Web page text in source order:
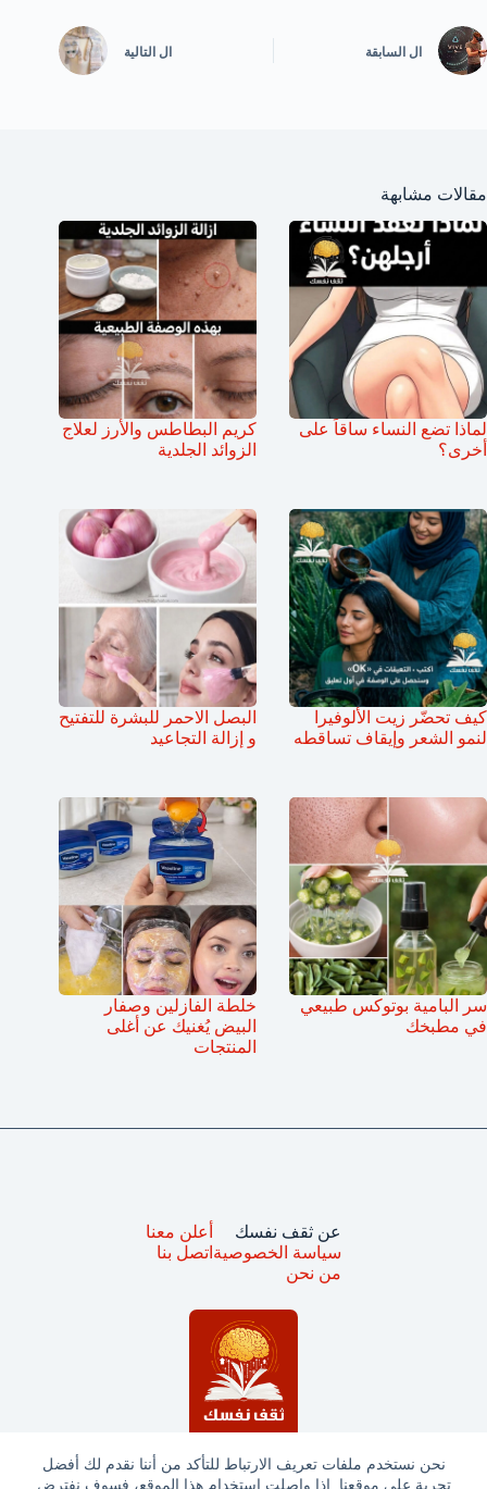
نحن نستخدم ملفات تعريف الارتباط للتأكد من أننا نقدم لك أفضل
تجربة على موقعنا. إذا واصلت استخدام هذا الموقع، فسوف نفترض
ال السابقة ال التالية
مقالات مشابهة
لماذا تضع النساء ساقاً على
أخرى؟
كريم البطاطس والأرز لعلاج
الزوائد الجلدية
كيف تحضّر زيت الألوفيرا
لنمو الشعر وإيقاف تساقطه
البصل الاحمر للبشرة للتفتيح
و إزالة التجاعيد
سر البامية بوتوكس طبيعي
في مطبخك
خلطة الفازلين وصفار
البيض يُغنيك عن أغلى
المنتجات
عن ثقف نفسك
سياسة الخصوصية
من نحن
أعلن معنا
اتصل بنا